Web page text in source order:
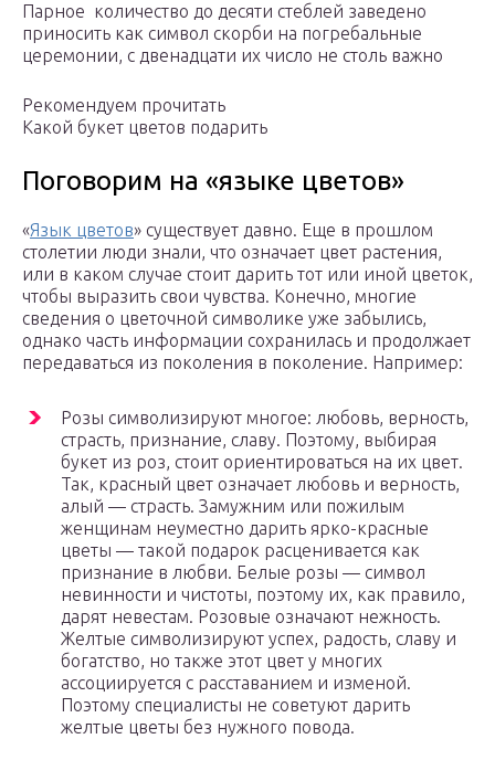
Парное количество до десяти стеблей заведено
приносить как символ скорби на погребальные
церемонии, с двенадцати их число не столь важно
Рекомендуем прочитать
Какой букет цветов подарить
Поговорим на «языке цветов»
«Язык цветов» существует давно. Еще в прошлом
столетии люди знали, что означает цвет растения,
или в каком случае стоит дарить тот или иной цветок,
чтобы выразить свои чувства. Конечно, многие
сведения о цветочной символике уже забылись,
однако часть информации сохранилась и продолжает
передаваться из поколения в поколение. Например:
Розы символизируют многое: любовь, верность,
страсть, признание, славу. Поэтому, выбирая
букет из роз, стоит ориентироваться на их цвет.
Так, красный цвет означает любовь и верность,
алый — страсть. Замужним или пожилым
женщинам неуместно дарить ярко-красные
цветы — такой подарок расценивается как
признание в любви. Белые розы — символ
невинности и чистоты, поэтому их, как правило,
дарят невестам. Розовые означают нежность.
Желтые символизируют успех, радость, славу и
богатство, но также этот цвет у многих
ассоциируется с расставанием и изменой.
Поэтому специалисты не советуют дарить
желтые цветы без нужного повода.